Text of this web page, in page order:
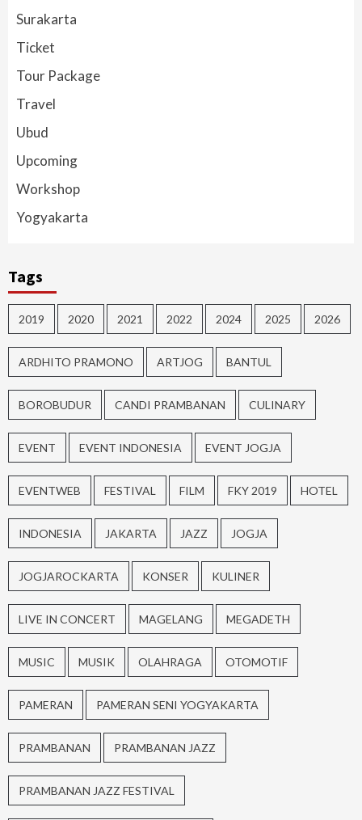
Surakarta
Ticket
Tour Package
Travel
Ubud
Upcoming
Workshop
Yogyakarta
Tags
2019 2020 2021 2022 2024 2025 2026
ARDHITO PRAMONO ARTJOG BANTUL
BOROBUDUR CANDI PRAMBANAN CULINARY
EVENT EVENT INDONESIA EVENT JOGJA
EVENTWEB FESTIVAL FILM FKY 2019 HOTEL
INDONESIA JAKARTA JAZZ JOGJA
JOGJAROCKARTA KONSER KULINER
LIVE IN CONCERT MAGELANG MEGADETH
MUSIC MUSIK OLAHRAGA OTOMOTIF
PAMERAN PAMERAN SENI YOGYAKARTA
PRAMBANAN PRAMBANAN JAZZ
PRAMBANAN JAZZ FESTIVAL